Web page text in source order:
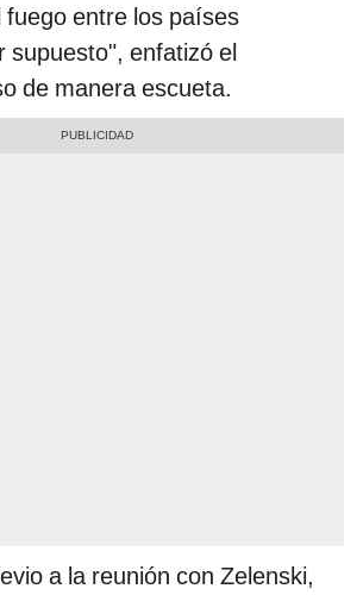
fuego entre los países
supuesto", enfatizó el
de manera escueta.
a la reunión con Zelenski,